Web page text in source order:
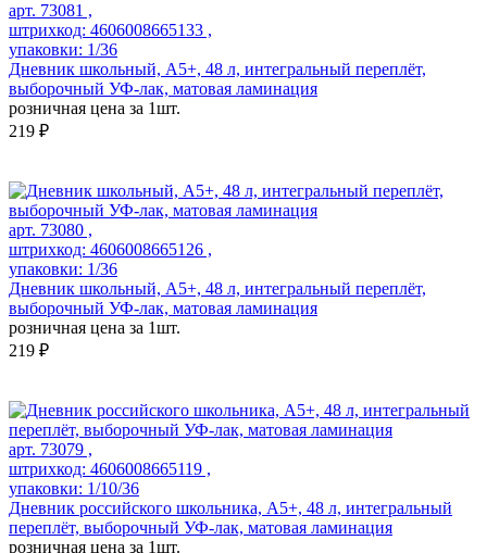
арт. 73081 ,
штрихкод: 4606008665133 ,
упаковки: 1/36
Дневник школьный, А5+, 48 л, интегральный переплёт,
выборочный УФ-лак, матовая ламинация
розничная цена за 1шт.
219 ₽
арт. 73080 ,
штрихкод: 4606008665126 ,
упаковки: 1/36
Дневник школьный, А5+, 48 л, интегральный переплёт,
выборочный УФ-лак, матовая ламинация
розничная цена за 1шт.
219 ₽
арт. 73079 ,
штрихкод: 4606008665119 ,
упаковки: 1/10/36
Дневник российского школьника, А5+, 48 л, интегральный
переплёт, выборочный УФ-лак, матовая ламинация
розничная цена за 1шт.